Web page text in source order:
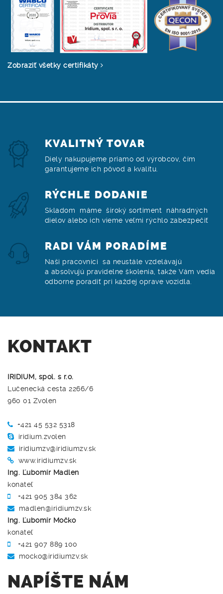
Zobraziť všetky certifikáty
KVALITNÝ TOVAR
Diely nakupujeme priamo od výrobcov, čím
garantujeme ich pôvod a kvalitu.
RÝCHLE DODANIE
Skladom máme široký sortiment náhradných
dielov alebo ich vieme veľmi rýchlo zabezpečiť
RADI VÁM PORADÍME
Naši pracovníci sa neustále vzdelávajú
a absolvujú pravidelne školenia, takže Vám vedia
odborne poradiť pri každej oprave vozidla.
KONTAKT
IRIDIUM, spol. s r.o.
Lučenecká cesta 2266/6
960 01 Zvolen
+421 45 532 5318
iridium.zvolen
iridiumzv@iridiumzv.sk
www.iridiumzv.sk
Ing. Ľubomír Madlen
konateľ
+421 905 384 362
madlen@iridiumzv.sk
Ing. Ľubomír Močko
konateľ
+421 907 889 100
mocko@iridiumzv.sk
NAPÍŠTE NÁM